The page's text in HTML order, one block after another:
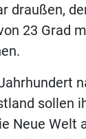
draußen,
23 Grad
sollen
Neue Welt